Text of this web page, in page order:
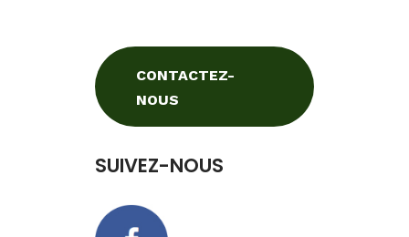
CONTACTEZ-
NOUS
SUIVEZ-NOUS